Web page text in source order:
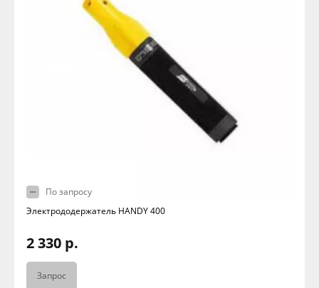
По запросу
Электрододержатель HANDY 400
2 330 р.
Запрос